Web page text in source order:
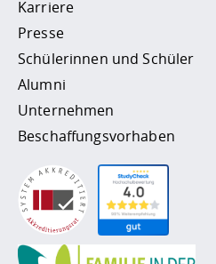
Karriere
Presse
Schülerinnen und Schüler
Alumni
Unternehmen
Beschaffungsvorhaben